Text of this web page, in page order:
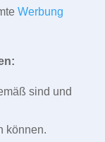
Werbung
sind und
können.